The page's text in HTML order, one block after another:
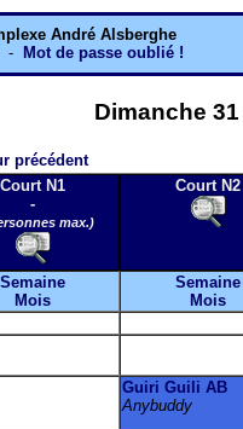
André Alsberghe
- Mot de passe oublié !
Dimanche
précédent
Court N1
-
max.)
Court N2
Semaine
Mois
Semaine
Mois
Guiri Guili AB
Anybuddy